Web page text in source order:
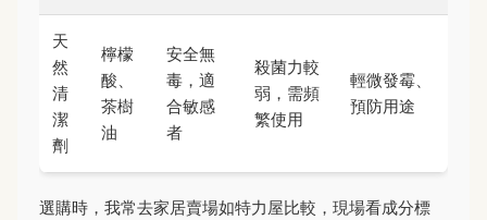
天
然
清
潔
劑
檸檬
酸、
茶樹
油
安全無
毒，適
合敏感
者
殺菌力較
弱，需頻
繁使用
輕微發霉、
預防用途
選購時，我常去家居賣場如特力屋比較，現場看成分標